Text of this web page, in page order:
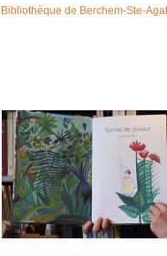
Bibliothèque de Berchem-Ste-